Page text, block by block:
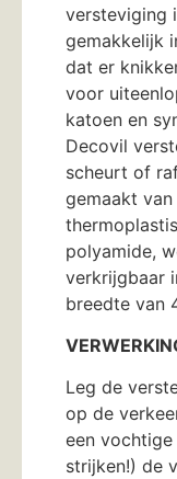
versteviging
gemakkelijk
dat er
voor
katoen en
Decovil
scheurt of
gemaakt van
polyamide,
verkrijgbaar
breedte van
Leg de
op de
een
strijken!) de